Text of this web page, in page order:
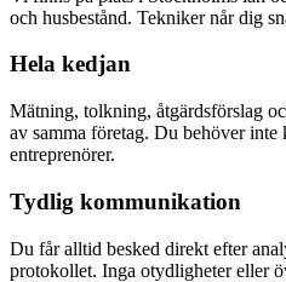
och husbestånd. Tekniker når dig
Hela kedjan
Mätning, tolkning, åtgärdsförslag
av samma företag. Du behöver
entreprenörer.
Tydlig kommunikation
Du får alltid besked direkt efter
protokollet. Inga otydligheter eller